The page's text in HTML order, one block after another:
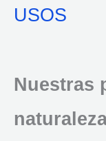
USOS
Nuestras